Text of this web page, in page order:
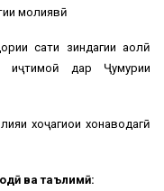
молиявӣ
сатҳи зиндагии аҳолӣ
иҷтимоӣ дар Ҷумҳурии
хоҷагиҳои хонаводагӣ
ва таълимӣ: